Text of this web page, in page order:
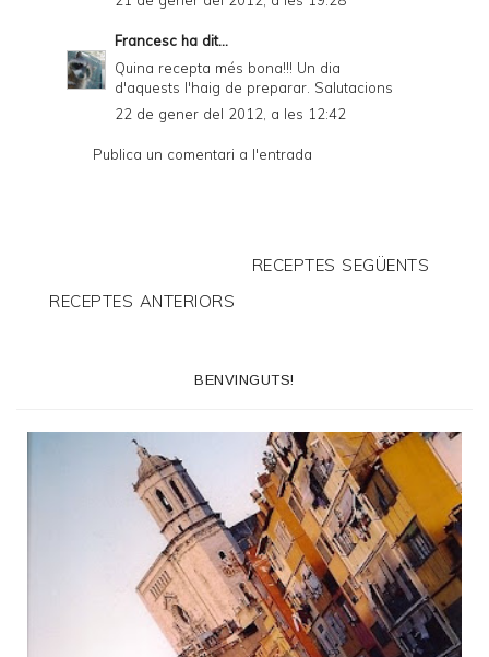
Francesc ha dit...
Quina recepta més bona!!! Un dia
d'aquests l'haig de preparar. Salutacions
22 de gener del 2012, a les 12:42
Publica un comentari a l'entrada
RECEPTES SEGÜENTS
RECEPTES ANTERIORS
BENVINGUTS!